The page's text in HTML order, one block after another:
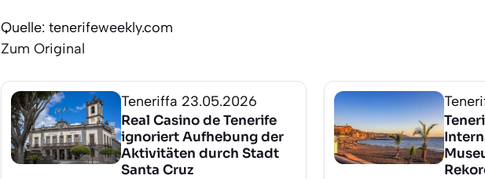
Quelle: tenerifeweekly.com
Zum Original
Teneriffa 23.05.2026
Real Casino de Tenerife
ignoriert Aufhebung der
Aktivitäten durch Stadt
Santa Cruz